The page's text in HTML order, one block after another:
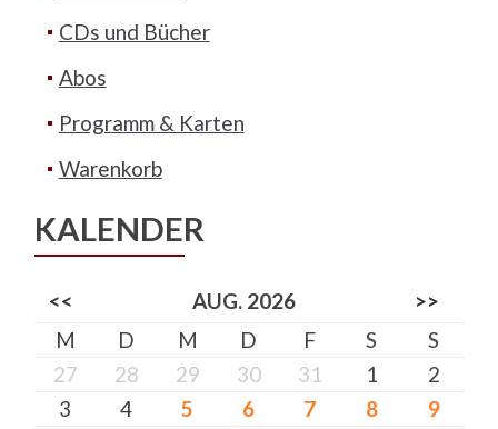
CDs und Bücher
Abos
Programm & Karten
Warenkorb
KALENDER
<< AUG. 2026
>>
M
D M D F S
S
27
28 29 30 31 1
2
3
4 5 6 7 8
9